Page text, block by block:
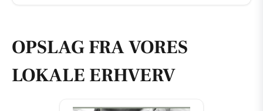
OPSLAG FRA VORES
LOKALE ERHVERV